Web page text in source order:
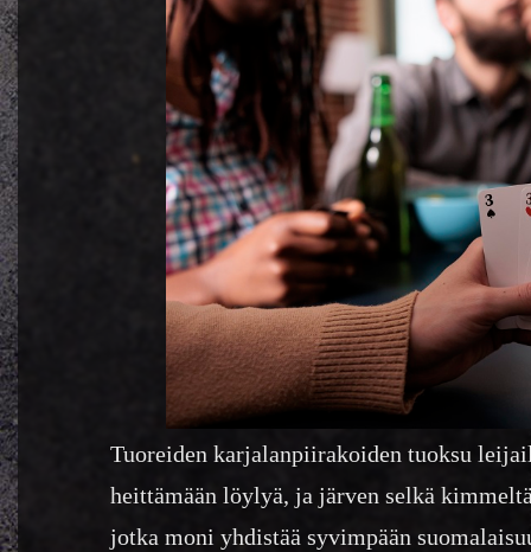
Tuoreiden karjalanpiirakoiden tuoksu
heittämään löylyä, ja järven selkä
jotka moni yhdistää syvimpään